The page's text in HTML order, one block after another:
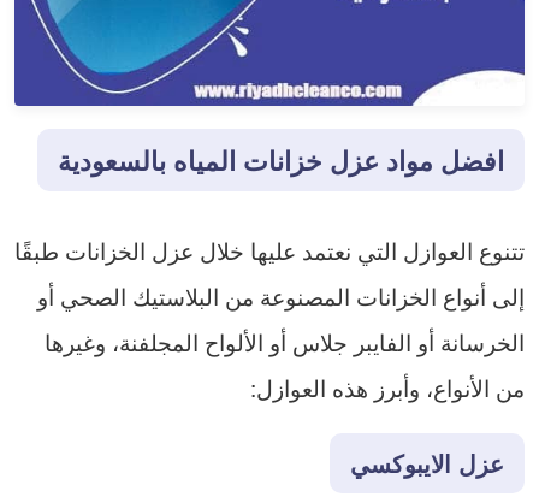
افضل مواد عزل خزانات المياه بالسعودية
تتنوع العوازل التي نعتمد عليها خلال عزل الخزانات طبقًا
إلى أنواع الخزانات المصنوعة من البلاستيك الصحي أو
الخرسانة أو الفايبر جلاس أو الألواح المجلفنة، وغيرها
من الأنواع، وأبرز هذه العوازل:
عزل الايبوكسي